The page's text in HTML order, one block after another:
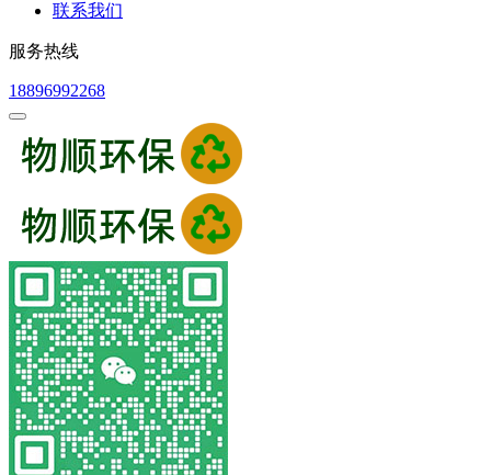
联系我们
服务热线
18896992268